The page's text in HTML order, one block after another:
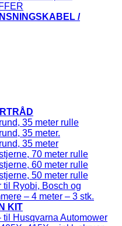
/
35 meter rulle
35 meter.
35 meter
70 meter rulle
60 meter rulle
50 meter rulle
til Ryobi, Bosch og
– 4 meter – 3 stk.
KIT
Husqvarna Automower